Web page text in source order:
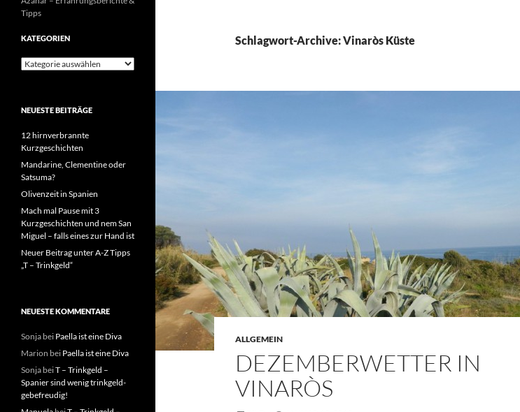
Schlagwort-Archive: Vinaròs Küste
ALLGEMEIN
DEZEMBERWETTER IN
VINARÒS
Tipps
KATEGORIEN
Kategorien
NEUESTE BEITRÄGE
12 hirnverbrannte
Kurzgeschichten
Mandarine, Clementine oder
Satsuma?
Olivenzeit in Spanien
Mach mal Pause mit 3
Kurzgeschichten und nem San
Miguel – falls eines zur Hand ist
Neuer Beitrag unter A-Z Tipps
„T – Trinkgeld“
NEUESTE KOMMENTARE
Sonja bei Paella ist eine Diva
Marion bei Paella ist eine Diva
Sonja beiT – Trinkgeld –
Spanier sind wenig trinkgeld-
gebefreudig!